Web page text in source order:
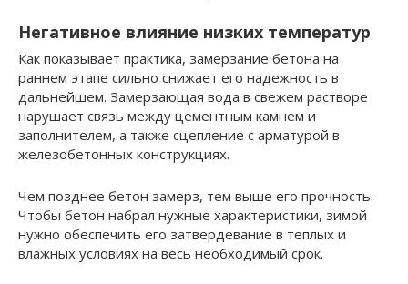
Негативное влияние низких температур
Как показывает практика, замерзание бетона на
раннем этапе сильно снижает его надежность в
дальнейшем. Замерзающая вода в свежем растворе
нарушает связь между цементным камнем и
заполнителем, а также сцепление с арматурой в
железобетонных конструкциях.
Чем позднее бетон замерз, тем выше его прочность.
Чтобы бетон набрал нужные характеристики, зимой
нужно обеспечить его затвердевание в теплых и
влажных условиях на весь необходимый срок.